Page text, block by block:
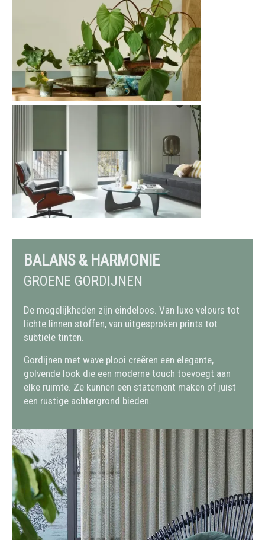
BALANS & HARMONIE
GROENE GORDIJNEN
De mogelijkheden zijn eindeloos. Van luxe velours tot
lichte linnen stoffen, van uitgesproken prints tot
subtiele tinten.
Gordijnen met wave plooi creëren een elegante,
golvende look die een moderne touch toevoegt aan
elke ruimte. Ze kunnen een statement maken of juist
een rustige achtergrond bieden.